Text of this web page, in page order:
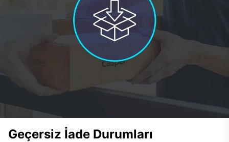
Geçersiz İade Durumları